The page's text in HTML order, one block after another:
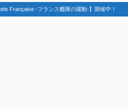
Française -フランス艦隊の躍動-】開催中！